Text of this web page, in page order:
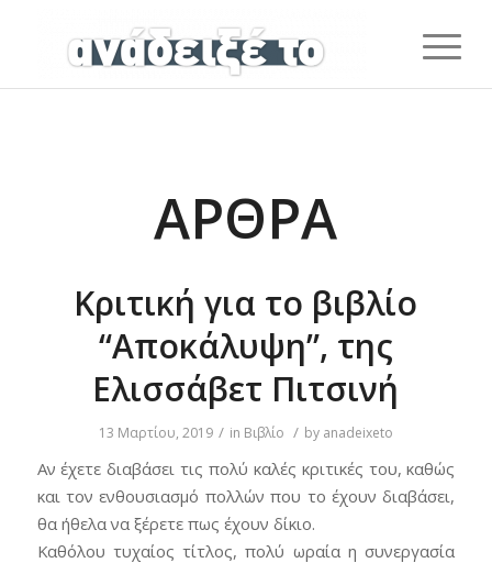
ΆΡΘΡΑ
Κριτική για το βιβλίο
“Αποκάλυψη”, της
Ελισσάβετ Πιτσινή
13 Μαρτίου, 2019 / in Βιβλίο / by anadeixeto
Αν έχετε διαβάσει τις πολύ καλές κριτικές του, καθώς
και τον ενθουσιασμό πολλών που το έχουν διαβάσει,
θα ήθελα να ξέρετε πως έχουν δίκιο.
Καθόλου τυχαίος τίτλος, πολύ ωραία η συνεργασία